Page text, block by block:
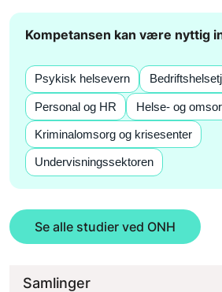
Kompetansen kan være nyttig
Psykisk helsevern
Personal og HR Helse- og
Kriminalomsorg og krisesenter
Undervisningssektoren
Se alle studier ved ONH
Samlinger